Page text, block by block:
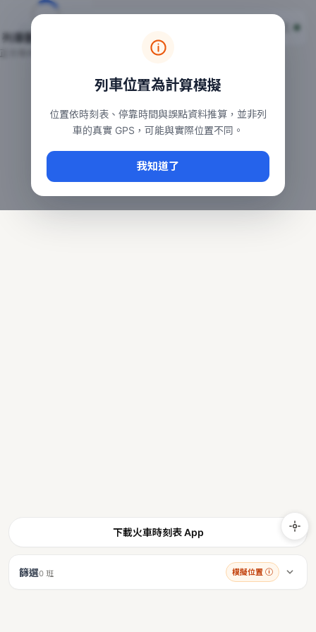
台鐵列車即時位置地圖
本頁顯示目前全台鐵運行中的列車位置，涵蓋自強、普悠瑪、
常用查詢：
、台中車站即時動態
台鐵即時動態
下載火車時刻表 App
篩選0 班 模擬位置 ⓘ
列車位置為計算模擬
位置依時刻表、停靠時間與誤點資料推算，並非列
車的真實 GPS，可能與實際位置不同。
我知道了
列車動態載入中…